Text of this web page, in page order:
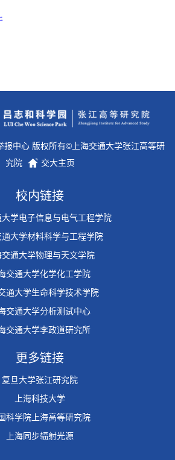
报中心 版权所有©上海交通大学张江高等研
究院
交大主页
校内链接
大学电子信息与电气工程学院
通大学材料科学与工程学院
交通大学物理与天文学院
交通大学化学化工学院
通大学生命科学技术学院
交通大学分析测试中心
交通大学李政道研究所
更多链接
复旦大学张江研究院
上海科技大学
科学院上海高等研究院
上海同步辐射光源